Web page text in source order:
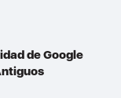
de Google